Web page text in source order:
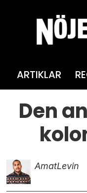
ARTIKLAR
Den
AmatLevin